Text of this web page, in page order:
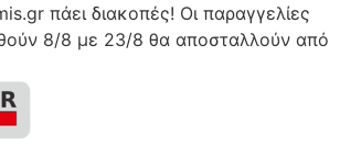
πάει διακοπές! Οι παραγγελίες
8/8 με 23/8 θα αποσταλλούν από